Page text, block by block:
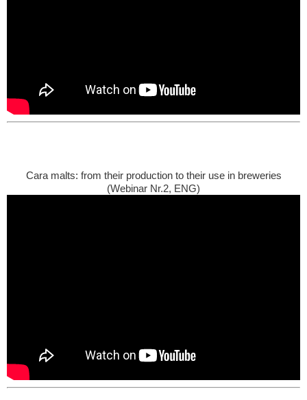
Cara malts: from their production to their use in breweries
(Webinar Nr.2, ENG)